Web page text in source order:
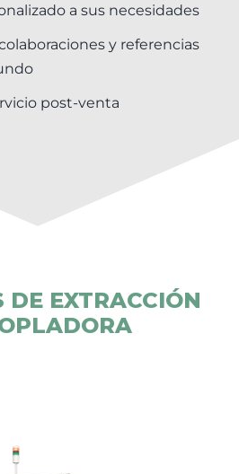
a sus necesidades
y referencias
post-venta
DE EXTRACCIÓN
de envases de forma
segura, de las máquinas de